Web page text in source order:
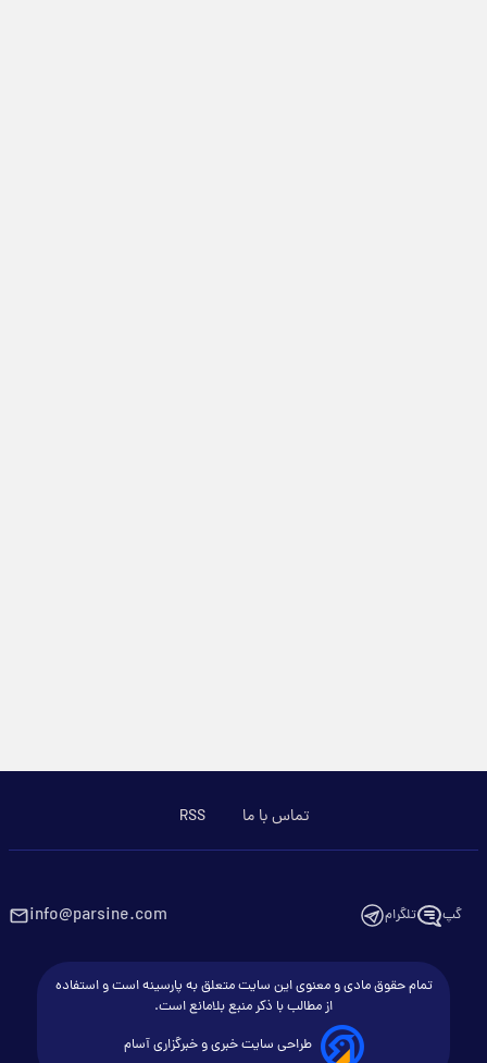
تماس با ما RSS
گپ تلگرام info@parsine.com
تمام حقوق مادی و معنوی این سایت متعلق به پارسینه است و استفاده
از مطالب با ذکر منبع بلامانع است.
طراحی سایت خبری و خبرگزاری آسام